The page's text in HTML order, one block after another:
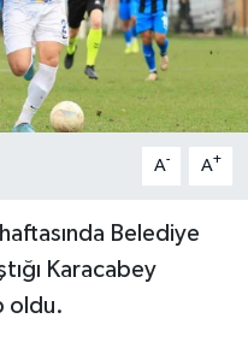
A- A+
Belediye
Karacabey
oldu.